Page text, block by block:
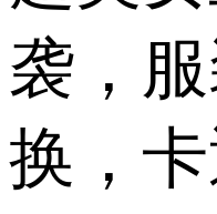
袭，
换，